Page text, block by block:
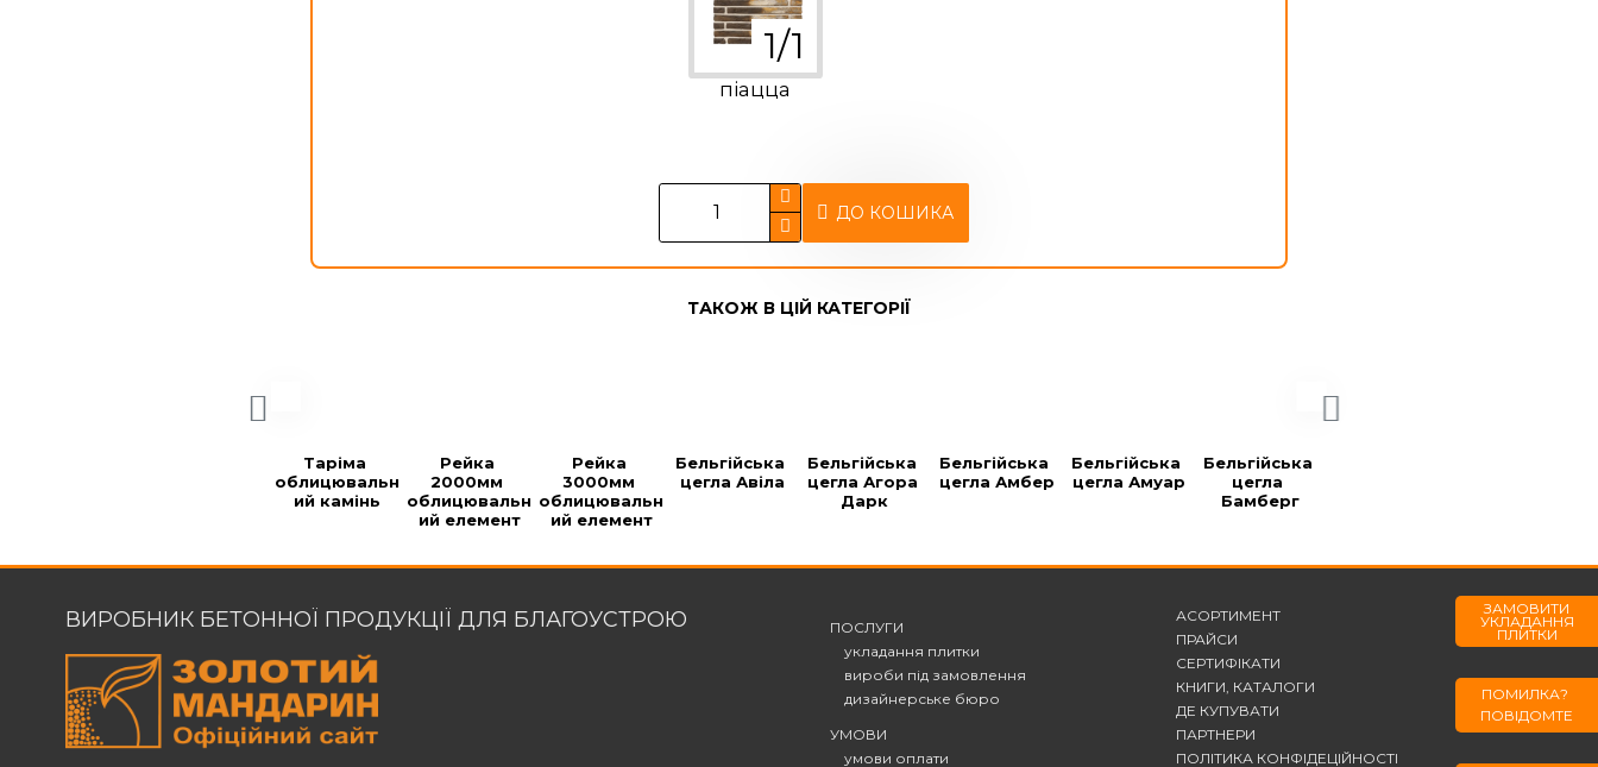
ДО КОШИКА
піацца
ТАКОЖ В ЦІЙ КАТЕГОРІЇ
Таріма
облицювальн
ий камінь
Рейка
2000мм
облицювальн
ий елемент
Рейка
3000мм
облицювальн
ий елемент
Бельгійська
цегла Авіла
Бельгійська
цегла Агора
Дарк
Бельгійська
цегла Амбер
Бельгійська
цегла Амуар
Бельгійська
цегла
Бамберг
ВИРОБНИК БЕТОННОЇ ПРОДУКЦІЇ ДЛЯ БЛАГОУСТРОЮ
ПОСЛУГИ
укладання плитки
вироби під замовлення
дизайнерське бюро
УМОВИ
умови оплати
АСОРТИМЕНТ
ПРАЙСИ
СЕРТИФІКАТИ
КНИГИ, КАТАЛОГИ
ДЕ КУПУВАТИ
ПАРТНЕРИ
ПОЛІТИКА КОНФІДЕЦІЙНОСТІ
ЗАМОВИТИ
УКЛАДАННЯ
ПЛИТКИ
ПОМИЛКА?
ПОВІДОМТЕ